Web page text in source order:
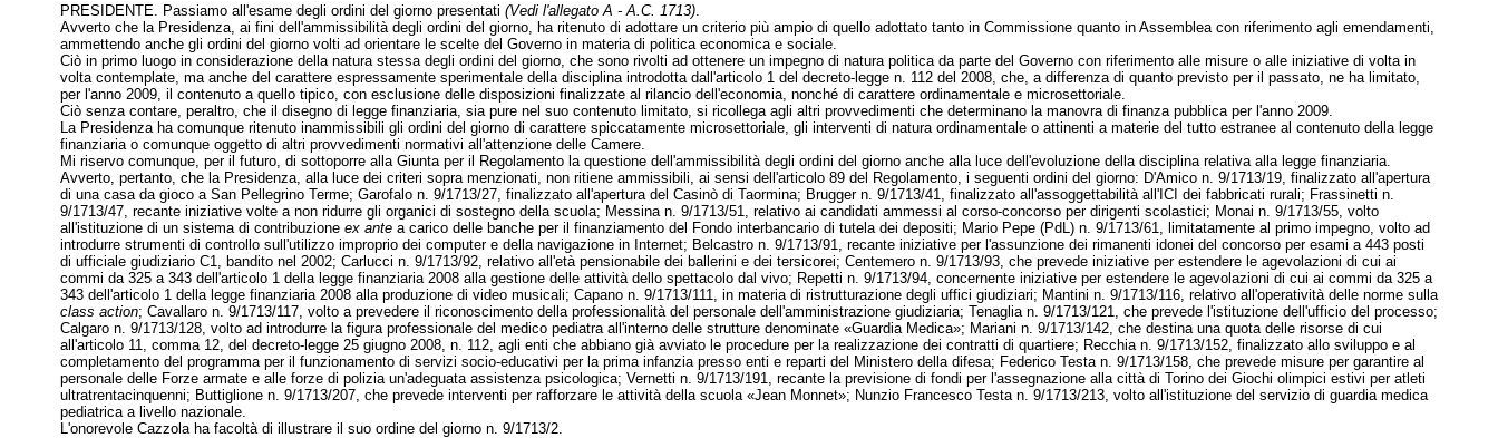
PRESIDENTE. Passiamo all'esame degli ordini del giorno presentati (Vedi l'allegato A - A.C. 1713).
Avverto che la Presidenza, ai fini dell'ammissibilità degli ordini del giorno, ha ritenuto di adottare un criterio più ampio di quello adottato tanto in Commissione quanto in Assemblea con riferimento agli emendamenti,
ammettendo anche gli ordini del giorno volti ad orientare le scelte del Governo in materia di politica economica e sociale.
Ciò in primo luogo in considerazione della natura stessa degli ordini del giorno, che sono rivolti ad ottenere un impegno di natura politica da parte del Governo con riferimento alle misure o alle iniziative di volta in
volta contemplate, ma anche del carattere espressamente sperimentale della disciplina introdotta dall'articolo 1 del decreto-legge n. 112 del 2008, che, a differenza di quanto previsto per il passato, ne ha limitato,
per l'anno 2009, il contenuto a quello tipico, con esclusione delle disposizioni finalizzate al rilancio dell'economia, nonché di carattere ordinamentale e microsettoriale.
Ciò senza contare, peraltro, che il disegno di legge finanziaria, sia pure nel suo contenuto limitato, si ricollega agli altri provvedimenti che determinano la manovra di finanza pubblica per l'anno 2009.
La Presidenza ha comunque ritenuto inammissibili gli ordini del giorno di carattere spiccatamente microsettoriale, gli interventi di natura ordinamentale o attinenti a materie del tutto estranee al contenuto della legge
finanziaria o comunque oggetto di altri provvedimenti normativi all'attenzione delle Camere.
Mi riservo comunque, per il futuro, di sottoporre alla Giunta per il Regolamento la questione dell'ammissibilità degli ordini del giorno anche alla luce dell'evoluzione della disciplina relativa alla legge finanziaria.
Avverto, pertanto, che la Presidenza, alla luce dei criteri sopra menzionati, non ritiene ammissibili, ai sensi dell'articolo 89 del Regolamento, i seguenti ordini del giorno: D'Amico n. 9/1713/19, finalizzato all'apertura
di una casa da gioco a San Pellegrino Terme; Garofalo n. 9/1713/27, finalizzato all'apertura del Casinò di Taormina; Brugger n. 9/1713/41, finalizzato all'assoggettabilità all'ICI dei fabbricati rurali; Frassinetti n.
9/1713/47, recante iniziative volte a non ridurre gli organici di sostegno della scuola; Messina n. 9/1713/51, relativo ai candidati ammessi al corso-concorso per dirigenti scolastici; Monai n. 9/1713/55, volto
all'istituzione di un sistema di contribuzione ex antea carico delle banche per il finanziamento del Fondo interbancario di tutela dei depositi; Mario Pepe (PdL) n. 9/1713/61, limitatamente al primo impegno, volto ad
introdurre strumenti di controllo sull'utilizzo improprio dei computer e della navigazione in Internet; Belcastro n. 9/1713/91, recante iniziative per l'assunzione dei rimanenti idonei del concorso per esami a 443 posti
di ufficiale giudiziario C1, bandito nel 2002; Carlucci n. 9/1713/92, relativo all'età pensionabile dei ballerini e dei tersicorei; Centemero n. 9/1713/93, che prevede iniziative per estendere le agevolazioni di cui ai
commi da 325 a 343 dell'articolo 1 della legge finanziaria 2008 alla gestione delle attività dello spettacolo dal vivo; Repetti n. 9/1713/94, concernente iniziative per estendere le agevolazioni di cui ai commi da 325 a
343 dell'articolo 1 della legge finanziaria 2008 alla produzione di video musicali; Capano n. 9/1713/111, in materia di ristrutturazione degli uffici giudiziari; Mantini n. 9/1713/116, relativo all'operatività delle norme sulla
class action; Cavallaro n. 9/1713/117, volto a prevedere il riconoscimento della professionalità del personale dell'amministrazione giudiziaria; Tenaglia n. 9/1713/121, che prevede l'istituzione dell'ufficio del processo;
Calgaro n. 9/1713/128, volto ad introdurre la figura professionale del medico pediatra all'interno delle strutture denominate «Guardia Medica»; Mariani n. 9/1713/142, che destina una quota delle risorse di cui
all'articolo 11, comma 12, del decreto-legge 25 giugno 2008, n. 112, agli enti che abbiano già avviato le procedure per la realizzazione dei contratti di quartiere; Recchia n. 9/1713/152, finalizzato allo sviluppo e al
completamento del programma per il funzionamento di servizi socio-educativi per la prima infanzia presso enti e reparti del Ministero della difesa; Federico Testa n. 9/1713/158, che prevede misure per garantire al
personale delle Forze armate e alle forze di polizia un'adeguata assistenza psicologica; Vernetti n. 9/1713/191, recante la previsione di fondi per l'assegnazione alla città di Torino dei Giochi olimpici estivi per atleti
ultratrentacinquenni; Buttiglione n. 9/1713/207, che prevede interventi per rafforzare le attività della scuola «Jean Monnet»; Nunzio Francesco Testa n. 9/1713/213, volto all'istituzione del servizio di guardia medica
pediatrica a livello nazionale.
L'onorevole Cazzola ha facoltà di illustrare il suo ordine del giorno n. 9/1713/2.